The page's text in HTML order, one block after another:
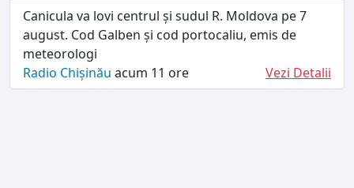
Canicula va lovi centrul și sudul R. Moldova pe 7
august. Cod Galben și cod portocaliu, emis de
meteorologi
Radio Chișinău acum 11 ore Vezi Detalii